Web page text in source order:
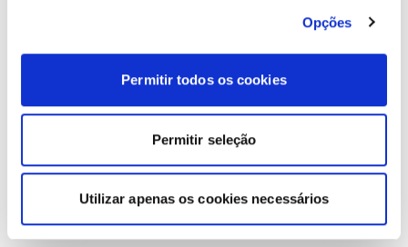
Opções
Permitir todos os cookies
Permitir seleção
Utilizar apenas os cookies necessários